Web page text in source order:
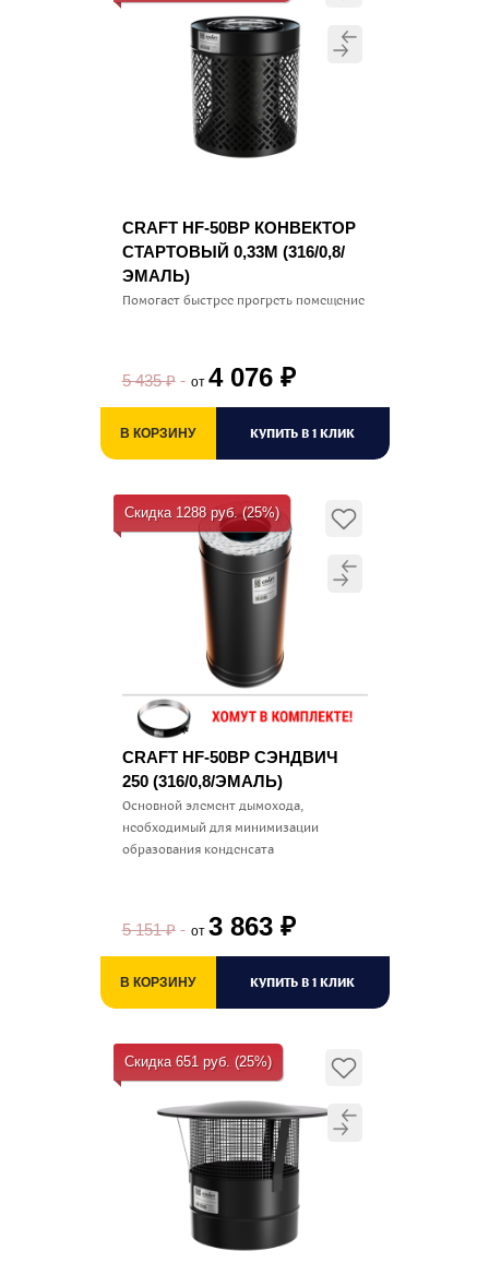
CRAFT HF-50BP КОНВЕКТОР
СТАРТОВЫЙ 0,33М (316/0,8/
ЭМАЛЬ)
Помогает быстрее прогреть помещение
5 435₽ от 4 076 ₽
В КОРЗИНУ КУПИТЬ В 1 КЛИК
Скидка 1288 руб. (25%)
CRAFT HF-50BP СЭНДВИЧ
250 (316/0,8/ЭМАЛЬ)
Основной элемент дымохода,
необходимый для минимизации
образования конденсата
5 151₽ от 3 863 ₽
В КОРЗИНУ КУПИТЬ В 1 КЛИК
Скидка 651 руб. (25%)